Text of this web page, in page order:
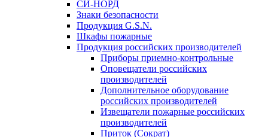
СИ-НОРД
Знаки безопасности
Продукция G.S.N.
Шкафы пожарные
Продукция российских производителей
Приборы приемно-контрольные
Оповещатели российских
производителей
Дополнительное оборудование
российских производителей
Извещатели пожарные российских
производителей
Приток (Сократ)